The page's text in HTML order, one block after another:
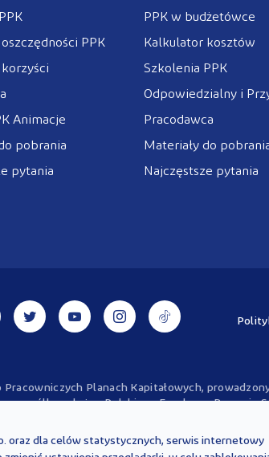
PPK
Animacje
pobrania
pytania
PPK w budżetówce
Kalkulator kosztów
Szkolenia PPK
Odpowiedzialny i
Pracodawca
Materiały do
Najczęstsze pytania
Planach Kapitałowych,
spółkę zależną Polskiego Funduszu Rozwoju
z uwzględnieniem aktualnie
oficjalnej interpretacji obowiązujących
oraz dla celów statystycznych, serwis internetowy